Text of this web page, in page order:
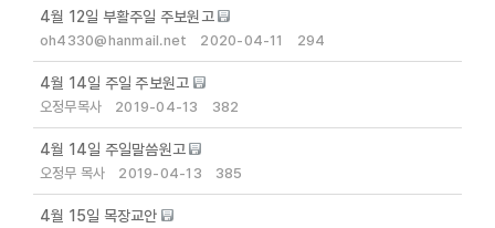
로그인
회원 가입
4월 12일 부활주일 주보원고
oh4330@hanmail.net 2020-04-11 294
4월 14일 주일 주보원고
오정무목사 2019-04-13 382
4월 14일 주일말씀원고
오정무 목사 2019-04-13 385
4월 15일 목장교안